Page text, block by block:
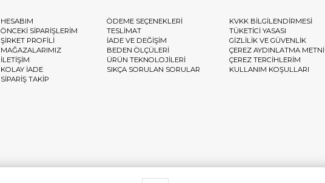
HESABIM
ÖNCEKİ SİPARİŞLERİM
ŞİRKET PROFİLİ
MAĞAZALARIMIZ
İLETİŞİM
KOLAY İADE
SİPARİŞ TAKİP
ÖDEME SEÇENEKLERİ
TESLİMAT
İADE VE DEĞİŞİM
BEDEN ÖLÇÜLERİ
ÜRÜN TEKNOLOJİLERİ
SIKÇA SORULAN SORULAR
KVKK BİLGİLENDİRMESİ
TÜKETİCİ YASASI
GİZLİLİK VE GÜVENLİK
ÇEREZ AYDINLATMA METNİ
ÇEREZ TERCİHLERİM
KULLANIM KOŞULLARI